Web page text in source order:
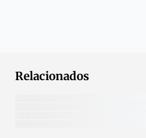
Relacionados